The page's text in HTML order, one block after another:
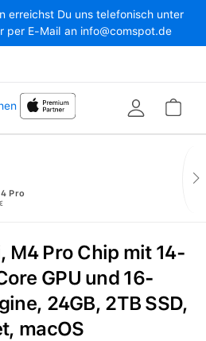
erreichst Du uns telefonisch unter
per E-Mail an info@comspot.de
Pro
M4 Pro Chip mit 14-
GPU und 16-
24GB, 2TB SSD,
macOS